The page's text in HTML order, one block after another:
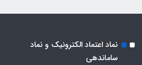
نماد اعتماد الکترونیک و نماد
ساماندهی